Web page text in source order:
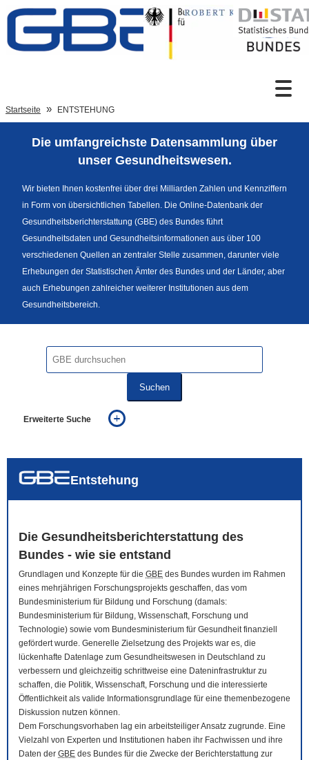
Zum Inhalt
Sprachumschaltung
Fußzeile
Startseite ENTSTEHUNG
Die umfangreichste Datensammlung über
unser Gesundheitswesen.
Wir bieten Ihnen kostenfrei über drei Milliarden Zahlen und Kennziffern
in Form von übersichtlichen Tabellen. Die Online-Datenbank der
Gesundheitsberichterstattung (GBE) des Bundes führt
Gesundheitsdaten und Gesundheitsinformationen aus über 100
verschiedenen Quellen an zentraler Stelle zusammen, darunter viele
Erhebungen der Statistischen Ämter des Bundes und der Länder, aber
auch Erhebungen zahlreicher weiterer Institutionen aus dem
Gesundheitsbereich.
Suchen
Erweiterte Suche
auch in allen Texten suchen (Volltextsuche)
Entstehung
Die Gesundheitsberichterstattung des
Bundes - wie sie entstand
Grundlagen und Konzepte für die GBE des Bundes wurden im Rahmen
eines mehrjährigen Forschungsprojekts geschaffen, das vom
Bundesministerium für Bildung und Forschung (damals:
Bundesministerium für Bildung, Wissenschaft, Forschung und
Technologie) sowie vom Bundesministerium für Gesundheit finanziell
gefördert wurde. Generelle Zielsetzung des Projekts war es, die
lückenhafte Datenlage zum Gesundheitswesen in Deutschland zu
verbessern und gleichzeitig schrittweise eine Dateninfrastruktur zu
schaffen, die Politik, Wissenschaft, Forschung und die interessierte
Öffentlichkeit als valide Informationsgrundlage für eine themenbezogene
Diskussion nutzen können.
Dem Forschungsvorhaben lag ein arbeitsteiliger Ansatz zugrunde. Eine
Vielzahl von Experten und Institutionen haben ihr Fachwissen und ihre
Daten der GBE des Bundes für die Zwecke der Berichterstattung zur